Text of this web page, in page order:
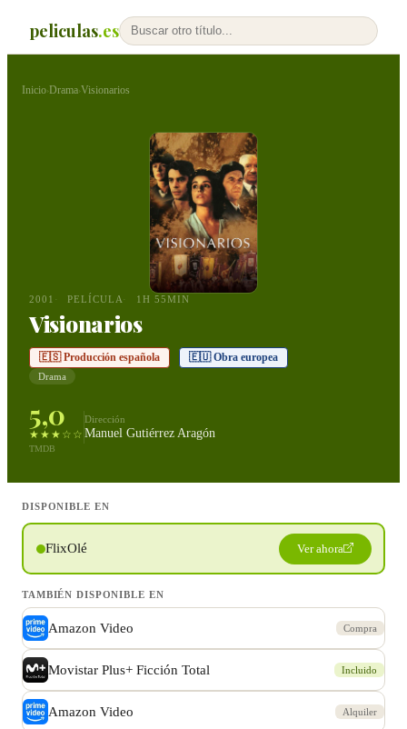
peliculas.es
Inicio›Drama›Visionarios
2001 PELÍCULA 1H 55MIN
Visionarios
🇪🇸 Producción española 🇪🇺 Obra europea
Drama
5,0
★★★☆☆
TMDB
Dirección
Manuel Gutiérrez Aragón
DISPONIBLE EN
FlixOlé Ver ahora
TAMBIÉN DISPONIBLE EN
Amazon Video Compra
Movistar Plus+ Ficción Total Incluido
Amazon Video Alquiler